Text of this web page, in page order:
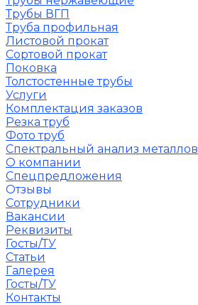
Трубы ВГП
Труба профильная
Листовой прокат
Сортовой прокат
Поковка
Толстостенные трубы
Услуги
Комплектация заказов
Резка труб
Фото труб
Спектральный анализ металлов
О компании
Спецпредложения
Отзывы
Сотрудники
Вакансии
Реквизиты
Госты/ТУ
Статьи
Галерея
Госты/ТУ
Контакты